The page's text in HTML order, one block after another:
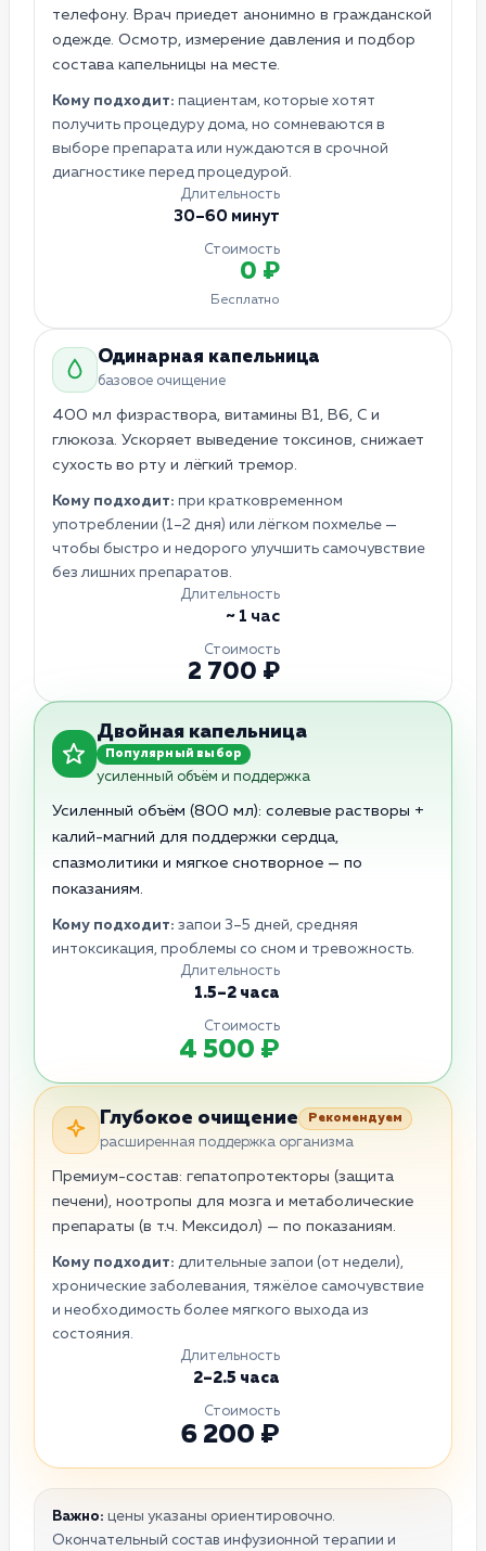
телефону. Врач приедет анонимно в гражданской
одежде. Осмотр, измерение давления и подбор
состава капельницы на месте.
Кому подходит: пациентам, которые хотят
получить процедуру дома, но сомневаются в
выборе препарата или нуждаются в срочной
диагностике перед процедурой.
Длительность
30–60 минут
Стоимость
0 ₽
Бесплатно
Одинарная капельница
базовое очищение
400 мл физраствора, витамины B1, B6, C и
глюкоза. Ускоряет выведение токсинов, снижает
сухость во рту и лёгкий тремор.
Кому подходит: при кратковременном
употреблении (1–2 дня) или лёгком похмелье —
чтобы быстро и недорого улучшить самочувствие
без лишних препаратов.
Длительность
~ 1 час
Стоимость
2 700 ₽
Двойная капельница
Популярный выбор
усиленный объём и поддержка
Усиленный объём (800 мл): солевые растворы +
калий-магний для поддержки сердца,
спазмолитики и мягкое снотворное — по
показаниям.
Кому подходит: запои 3–5 дней, средняя
интоксикация, проблемы со сном и тревожность.
Длительность
1.5–2 часа
Стоимость
4 500 ₽
Глубокое очищение Рекомендуем
расширенная поддержка организма
Премиум-состав: гепатопротекторы (защита
печени), ноотропы для мозга и метаболические
препараты (в т.ч. Мексидол) — по показаниям.
Кому подходит: длительные запои (от недели),
хронические заболевания, тяжёлое самочувствие
и необходимость более мягкого выхода из
состояния.
Длительность
2–2.5 часа
Стоимость
6 200 ₽
Важно: цены указаны ориентировочно.
Окончательный состав инфузионной терапии и